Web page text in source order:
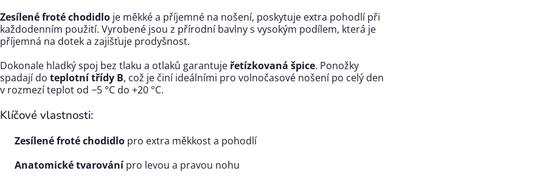
Zesílené froté chodidlo je měkké a příjemné na nošení, poskytuje extra pohodlí při
každodenním použití. Vyrobené jsou z přírodní bavlny s vysokým podílem, která je
příjemná na dotek a zajišťuje prodyšnost.
Dokonale hladký spoj bez tlaku a otlaků garantujeřetízkovaná špice. Ponožky
spadají do teplotní třídy B, což je činí ideálními pro volnočasové nošení po celý den
v rozmezí teplot od −5 °C do +20 °C.
Klíčové vlastnosti:
Zesílené froté chodidlo pro extra měkkost a pohodlí
Anatomické tvarovánípro levou a pravou nohu